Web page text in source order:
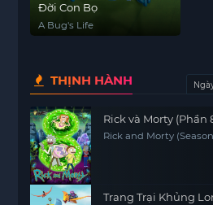
Đời Con Bọ
A Bug's Life
THỊNH HÀNH
Rick và Morty (Phần
Rick and Morty
Trang Trại Khủng